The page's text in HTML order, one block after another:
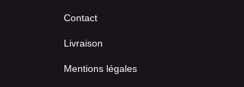
Contact
Livraison
Mentions légales